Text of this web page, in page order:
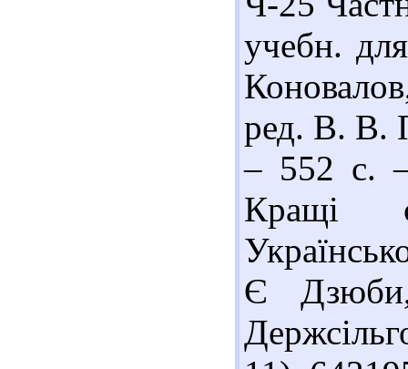
учебн.
ред. В. В.
– 552 с.
Кращі
Є